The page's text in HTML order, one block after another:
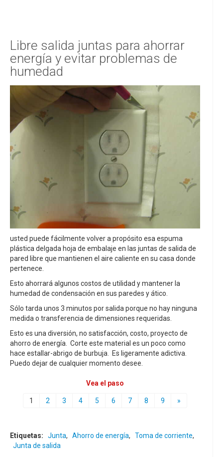
Libre salida juntas para ahorrar
energía y evitar problemas de
humedad
usted puede fácilmente volver a propósito esa espuma
plástica delgada hoja de embalaje en las juntas de salida de
pared libre que mantienen el aire caliente en su casa donde
pertenece.
Esto ahorrará algunos costos de utilidad y mantener la
humedad de condensación en sus paredes y ático.
Sólo tarda unos 3 minutos por salida porque no hay ninguna
medida o transferencia de dimensiones requeridas.
Esto es una diversión, no satisfacción, costo, proyecto de
ahorro de energía. Corte este material es un poco como
hace estallar-abrigo de burbuja. Es ligeramente adictiva.
Puedo dejar de cualquier momento desee.
Vea el paso
1 2 3 4 5 6 7 8 9 »
Etiquetas: Junta, Ahorro de energía, Toma de corriente,
Junta de salida